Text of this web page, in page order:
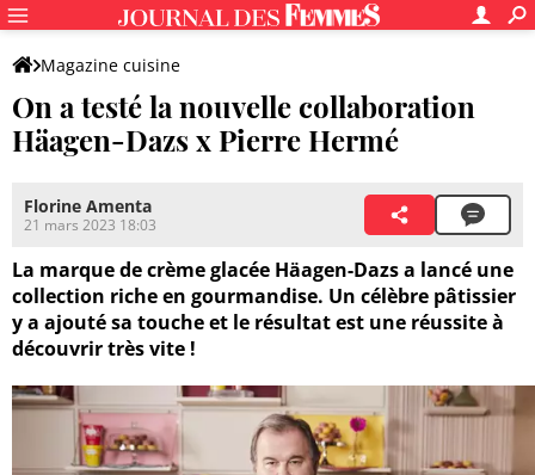
Magazine cuisine
On a testé la nouvelle collaboration
Häagen-Dazs x Pierre Hermé
Florine Amenta
21 mars 2023 18:03
La marque de crème glacée Häagen-Dazs a lancé une
collection riche en gourmandise. Un célèbre pâtissier
y a ajouté sa touche et le résultat est une réussite à
découvrir très vite !